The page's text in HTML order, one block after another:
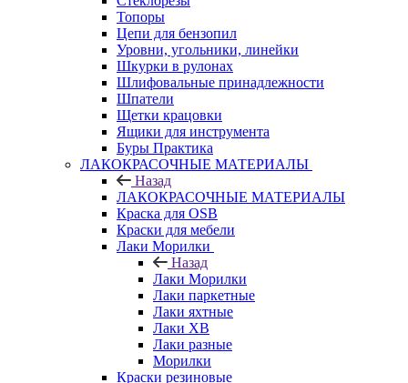
Топоры
Цепи для бензопил
Уровни, угольники, линейки
Шкурки в рулонах
Шлифовальные принадлежности
Шпатели
Щетки крацовки
Ящики для инструмента
Буры Практика
ЛАКОКРАСОЧНЫЕ МАТЕРИАЛЫ
Назад
ЛАКОКРАСОЧНЫЕ МАТЕРИАЛЫ
Краска для OSB
Краски для мебели
Лаки Морилки
Назад
Лаки Морилки
Лаки паркетные
Лаки яхтные
Лаки ХВ
Лаки разные
Морилки
Краски резиновые